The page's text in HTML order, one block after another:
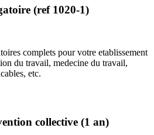
(ref 1020-1)
complets pour votre etablissement
du travail, medecine du travail,
etc.
collective (1 an)